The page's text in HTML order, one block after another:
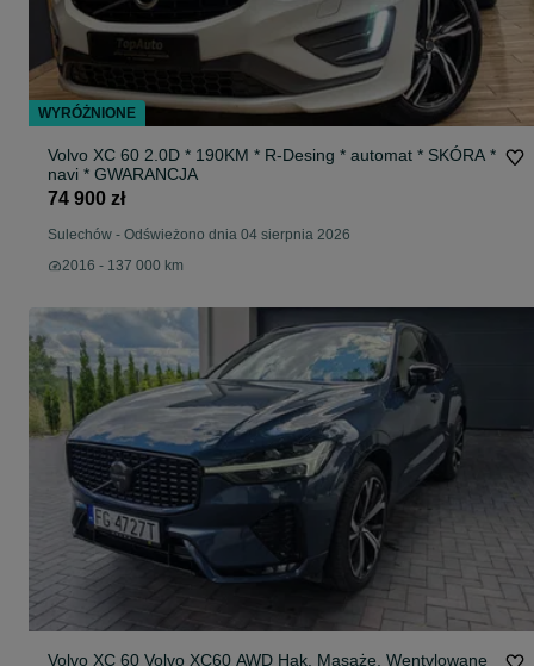
Volvo XC 60 2.0D * 190KM * R-Desing * automat * SKÓRA *
navi * GWARANCJA
74 900 zł
Sulechów - Odświeżono dnia 04 sierpnia 2026
2016 - 137 000 km
Volvo XC 60 Volvo XC60 AWD Hak, Masaże, Wentylowane
WYRÓŻNIONE